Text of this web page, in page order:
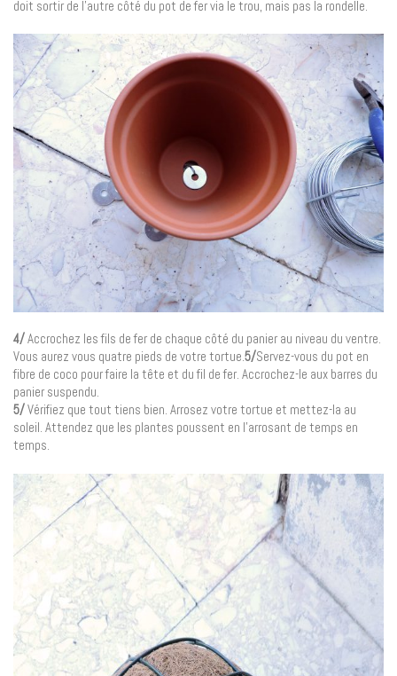
doit sortir de l’autre côté du pot de fer via le trou, mais pas la rondelle.
4/Accrochez les fils de fer de chaque côté du panier au niveau du ventre.
Vous aurez vous quatre pieds de votre tortue.5/Servez-vous du pot en
fibre de coco pour faire la tête et du fil de fer. Accrochez-le aux barres du
panier suspendu.
5/Vérifiez que tout tiens bien. Arrosez votre tortue et mettez-la au
soleil. Attendez que les plantes poussent en l’arrosant de temps en
temps.